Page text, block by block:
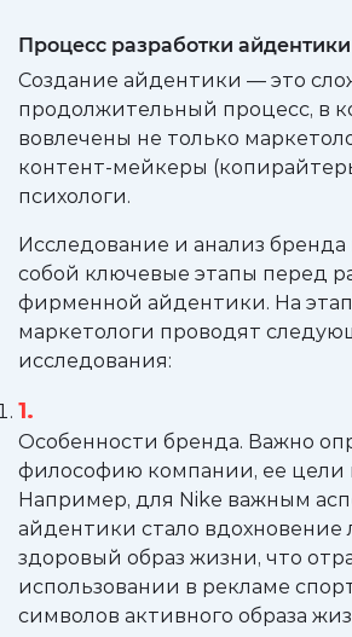
Процесс разработки айдентики
Создание айдентики — это
продолжительный процесс, в
вовлечены не только
контент-мейкеры
психологи.
Исследование и анализ
собой ключевые этапы перед
фирменной айдентики. На
маркетологи проводят
исследования:
Особенности бренда. Важно
философию компании, ее цели
Например, для Nike важным
айдентики стало вдохновение
здоровый образ жизни, что
использовании в рекламе
символов активного образа